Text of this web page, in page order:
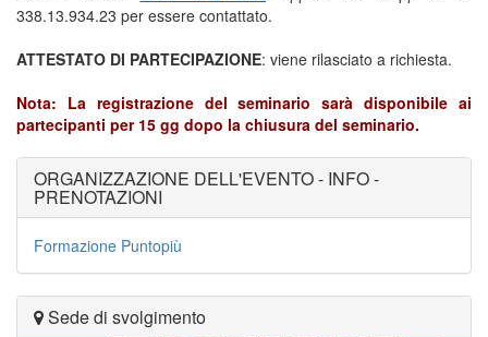
338.13.934.23 per essere contattato.
ATTESTATO DI PARTECIPAZIONE: viene rilasciato a richiesta.
Nota: La registrazione del seminario sarà disponibile ai
partecipanti per 15 gg dopo la chiusura del seminario.
ORGANIZZAZIONE DELL'EVENTO - INFO -
PRENOTAZIONI
Formazione Puntopiù
Sede di svolgimento